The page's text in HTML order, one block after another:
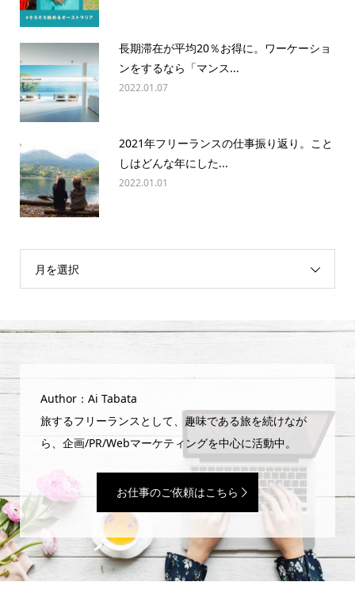
長期滞在が平均20％お得に。ワーケーショ
ンをするなら「マンス...
2022.01.07
2021年フリーランスの仕事振り返り。こと
しはどんな年にした...
2022.01.01
月を選択
Author：Ai Tabata
旅するフリーランスとして、趣味である旅を続けなが
ら、企画/PR/Webマーケティングを中心に活動中。
お仕事のご依頼はこちら